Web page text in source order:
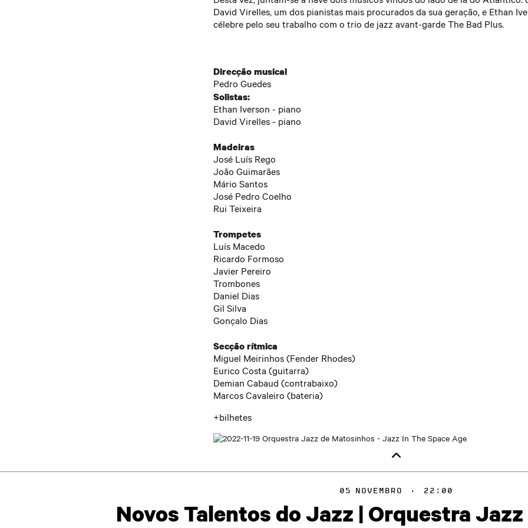
José Pedro Coelho
Rui Teixeira
Ricardo Formoso
Javier Pereiro
Trombones
Daniel Dias
Gil Silva
Gonçalo Dias
Secção rítmica
Miguel Meirinhos (Fender Rhodes)
Eurico Costa (guitarra)
Demian Cabaud (contrabaixo)
Marcos Cavaleiro (bateria)
+INFO
Nuno Magalhães - Clarinete
Afonso Moura - Saxofone
Mafalda Maia - Saxofone
Marta Leite - Piano
Pedro Beco - Piano
+INFO
+BILHETE
+FB EVENTO
David Virelles, um dos pianistas mais procurados da sua geração, e Ethan
célebre pelo seu trabalho com o trio de jazz avant-garde The Bad Plus.
Direcção musical
Pedro Guedes
Solistas:
Ethan Iverson - piano
David Virelles - piano
Madeiras
José Luís Rego
João Guimarães
Mário Santos
José Pedro Coelho
Rui Teixeira
Trompetes
Luís Macedo
Ricardo Formoso
Javier Pereiro
Trombones
Daniel Dias
Gil Silva
Gonçalo Dias
Secção rítmica
Miguel Meirinhos (Fender Rhodes)
Eurico Costa (guitarra)
Demian Cabaud (contrabaixo)
Marcos Cavaleiro (bateria)
+bilhetes
05 NOVEMBRO · 22:00
Novos Talentos do Jazz | Orquestra